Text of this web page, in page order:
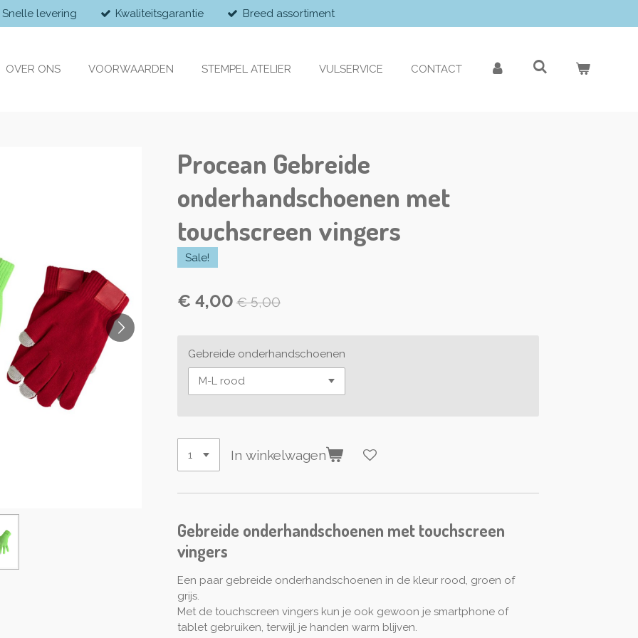
Snelle levering Kwaliteitsgarantie Breed assortiment
OVER ONS VOORWAARDEN STEMPEL ATELIER VULSERVICE CONTACT
Procean Gebreide
onderhandschoenen met
touchscreen vingers
Sale!
€ 4,00 € 5,00
Gebreide onderhandschoenen
In winkelwagen
Gebreide onderhandschoenen met touchscreen
vingers
Een paar gebreide onderhandschoenen in de kleur rood, groen of
grijs.
Met de touchscreen vingers kun je ook gewoon je smartphone of
tablet gebruiken, terwijl je handen warm blijven.